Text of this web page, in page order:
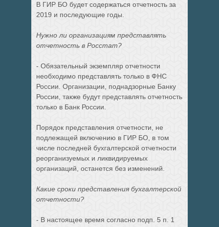
В ГИР БО будет содержаться отчетность за
2019 и последующие годы.
Нужно ли организациям представлять
отчетность в Росстат?
- Обязательный экземпляр отчетности
необходимо представлять только в ФНС
России. Организации, поднадзорные Банку
России, также будут представлять отчетность
только в Банк России.
Порядок представления отчетности, не
подлежащей включению в ГИР БО, в том
числе последней бухгалтерской отчетности
реорганизуемых и ликвидируемых
организаций, останется без изменений.
Какие сроки представления бухгалтерской
отчетности?
- В настоящее время согласно подп. 5 п. 1